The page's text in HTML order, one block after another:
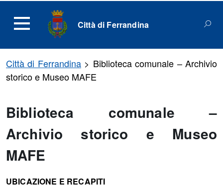
Città di Ferrandina
Città di Ferrandina> Biblioteca comunale – Archivio
storico e Museo MAFE
Biblioteca comunale –
Archivio storico e Museo
MAFE
UBICAZIONE E RECAPITI